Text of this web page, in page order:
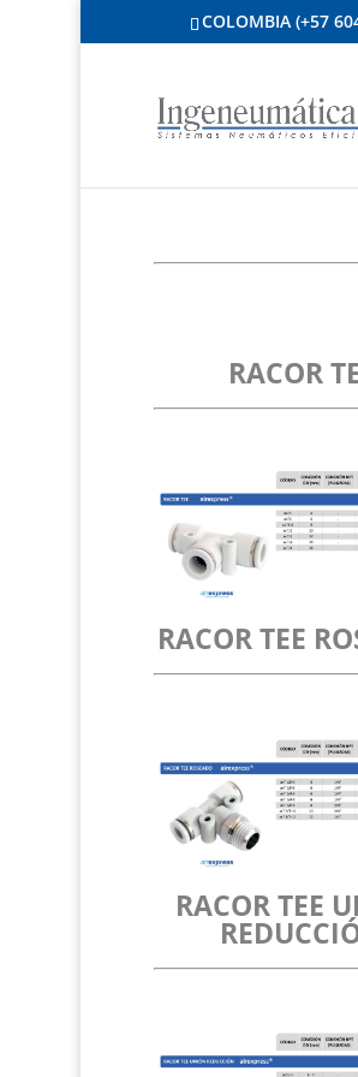
COLOMBIA (+57
RACOR
RACOR TEE
RACOR TEE